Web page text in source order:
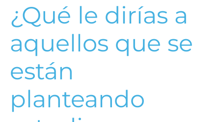
¿Qué le dirías a
aquellos que se
están
planteando